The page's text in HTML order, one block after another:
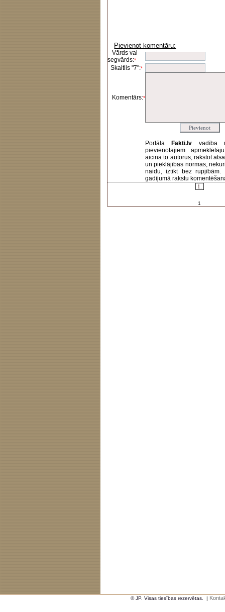
Pievienot komentāru:
Vārds vai
segvārds:*
Skaitlis "7":*
Komentārs:*
Portāla Fakti.lv vadība
pievienotajiem
aicina to autorus, rakstot
un pieklājības normas,
naidu, iztikt bez rupjībām.
gadījumā rakstu
1.
1
© JP. Visas tiesības rezervētas. |